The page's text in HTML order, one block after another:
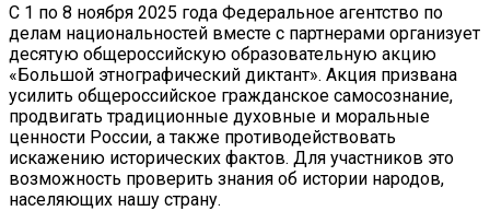
С 1 по 8 ноября 2025 года Федеральное агентство по
делам национальностей вместе с партнерами организует
десятую общероссийскую образовательную акцию
«Большой этнографический диктант». Акция призвана
усилить общероссийское гражданское самосознание,
продвигать традиционные духовные и моральные
ценности России, а также противодействовать
искажению исторических фактов. Для участников это
возможность проверить знания об истории народов,
населяющих нашу страну.